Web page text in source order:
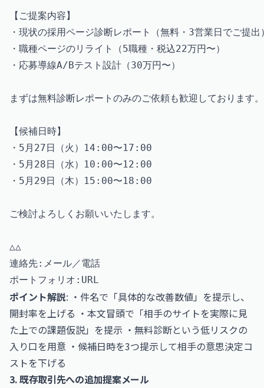
【ご提案内容】
・現状の採用ページ診断レポート（無料・3営業日でご提出
・職種ページのリライト（5職種・税込22万円〜）
・応募導線A/Bテスト設計（30万円〜）
まずは無料診断レポートのみのご依頼も歓迎しております
【候補日時】
・5月27日（火）14:00〜17:00
・5月28日（水）10:00〜12:00
・5月29日（木）15:00〜18:00
ご検討よろしくお願いいたします。
△△
連絡先:メール／電話
ポイント解説: ・件名で「具体的な改善数値」を提示し、
開封率を上げる ・本文冒頭で「相手のサイトを実際に見
た上での課題仮説」を提示 ・無料診断という低リスクの
入り口を用意 ・候補日時を3つ提示して相手の意思決定コ
ストを下げる
3. 既存取引先への追加提案メール